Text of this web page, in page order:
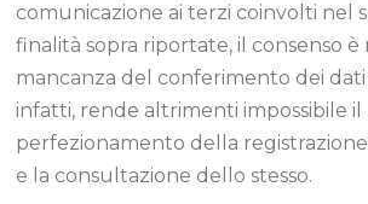
comunicazione ai terzi coinvolti nel
finalità sopra riportate, il consenso è
mancanza del conferimento dei dati
infatti, rende altrimenti impossibile il
perfezionamento della
e la consultazione dello stesso.